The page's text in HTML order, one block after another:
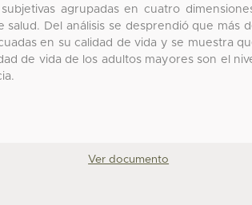
agrupadas en cuatro
Del análisis se desprendió que más
en su calidad de vida y se muestra
de vida de los adultos mayores son el
Ver documento